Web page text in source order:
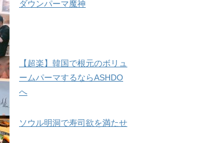
ダウンパーマ魔神
【超楽】韓国で根元のボリュ
ームパーマするならASHDO
へ
ソウル明洞で寿司欲を満たせ